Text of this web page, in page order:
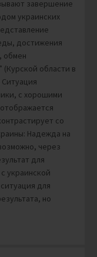
завершение
украинских
достижения
обмен
области в
с хорошими
со
Надежда на
через
для
украинской
для
но